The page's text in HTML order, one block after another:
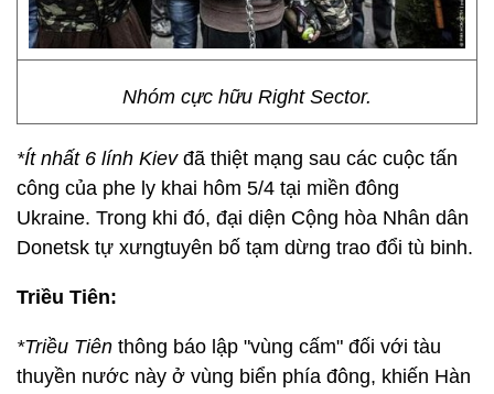
Nhóm cực hữu Right Sector.
*Ít nhất 6 lính Kievđã thiệt mạng sau các cuộc tấn
công của phe ly khai hôm 5/4 tại miền đông
Ukraine. Trong khi đó, đại diện Cộng hòa Nhân dân
Donetsk tự xưngtuyên bố tạm dừng trao đổi tù binh.
Triều Tiên:
*Triều Tiên thông báo lập "vùng cấm" đối với tàu
thuyền nước này ở vùng biển phía đông, khiến Hàn